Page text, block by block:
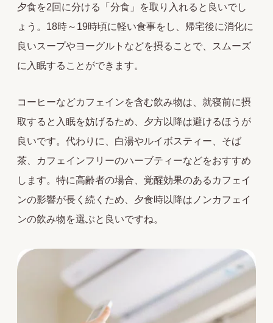
夕食を2回に分ける「分食」を取り入れると良いでし
ょう。18時～19時頃に軽い食事をし、帰宅後に消化に
良いスープやヨーグルトなどを摂ることで、スムーズ
に入眠することができます。
コーヒーなどカフェインを含む飲み物は、就寝前に摂
取すると入眠を妨げるため、夕方以降は避けるほうが
良いです。代わりに、白湯やルイボスティー、そば
茶、カフェインフリーのハーブティーなどをおすすめ
します。特に高齢者の場合、覚醒効果のあるカフェイ
ンの影響が長く続くため、夕食時以降はノンカフェイ
ンの飲み物を選ぶと良いですね。